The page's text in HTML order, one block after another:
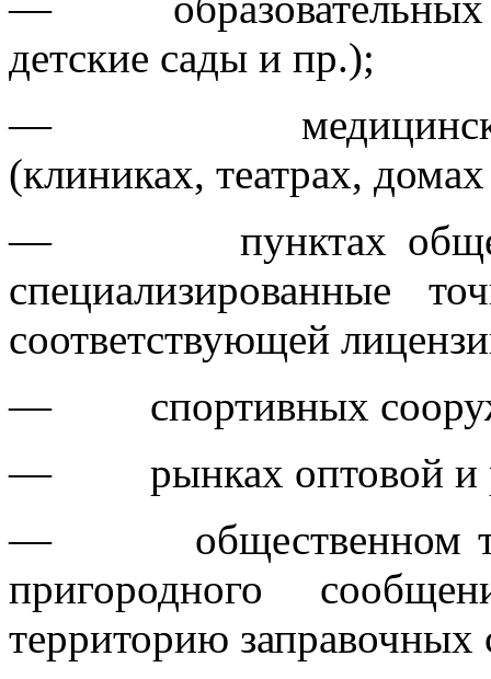
детские сады и пр.);
— медицинских и
(клиниках, театрах,
— пунктах
специализированные
соответствующей
— спортивных
— рынках оптовой и
— общественном
пригородного
территорию заправочных